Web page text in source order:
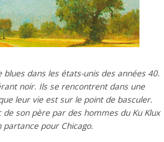
dans les états-unis des années 40.
noir. Ils se rencontrent dans une
leur vie est sur le point de basculer.
son père par des hommes du Ku Klux
pour Chicago.